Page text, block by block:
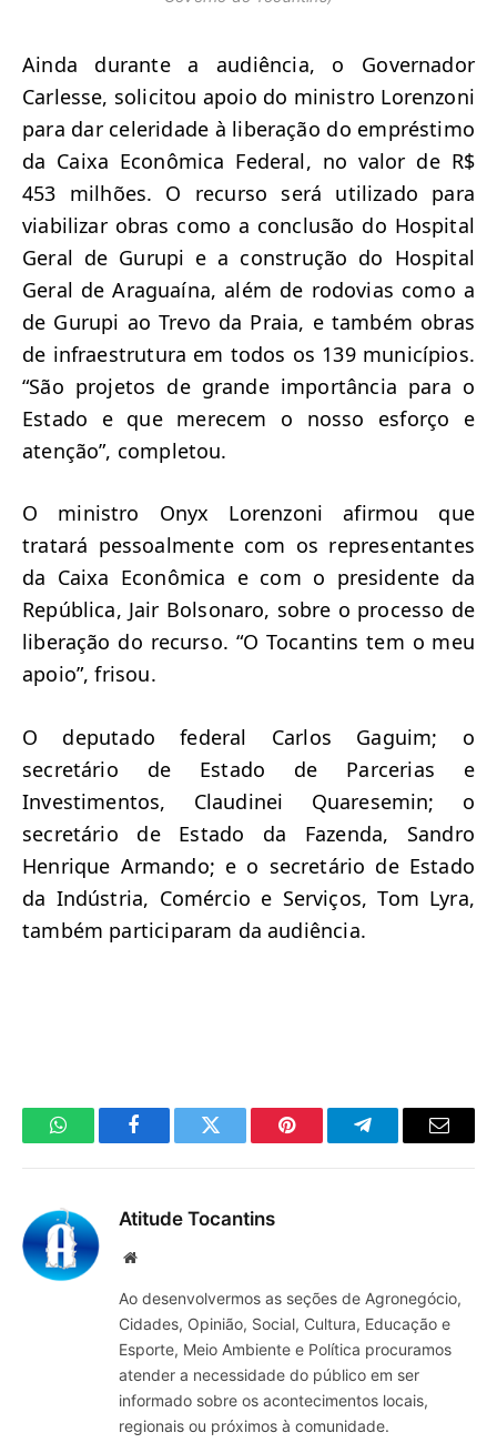
Ainda durante a audiência, o Governador
Carlesse, solicitou apoio do ministro Lorenzoni
para dar celeridade à liberação do empréstimo
da Caixa Econômica Federal, no valor de R$
453 milhões. O recurso será utilizado para
viabilizar obras como a conclusão do Hospital
Geral de Gurupi e a construção do Hospital
Geral de Araguaína, além de rodovias como a
de Gurupi ao Trevo da Praia, e também obras
de infraestrutura em todos os 139 municípios.
“São projetos de grande importância para o
Estado e que merecem o nosso esforço e
atenção”, completou.
O ministro Onyx Lorenzoni afirmou que
tratará pessoalmente com os representantes
da Caixa Econômica e com o presidente da
República, Jair Bolsonaro, sobre o processo de
liberação do recurso. “O Tocantins tem o meu
apoio”, frisou.
O deputado federal Carlos Gaguim; o
secretário de Estado de Parcerias e
Investimentos, Claudinei Quaresemin; o
secretário de Estado da Fazenda, Sandro
Henrique Armando; e o secretário de Estado
da Indústria, Comércio e Serviços, Tom Lyra,
também participaram da audiência.
WhatsAppFacebookTwitter Pinterest TelegramaE-
Atitude Tocantins
Site
Ao desenvolvermos as seções de Agronegócio,
Cidades, Opinião, Social, Cultura, Educação e
Esporte, Meio Ambiente e Política procuramos
atender a necessidade do público em ser
informado sobre os acontecimentos locais,
regionais ou próximos à comunidade.